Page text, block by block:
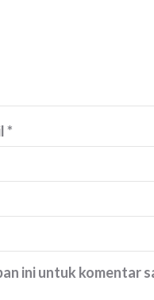
*
ini untuk komentar